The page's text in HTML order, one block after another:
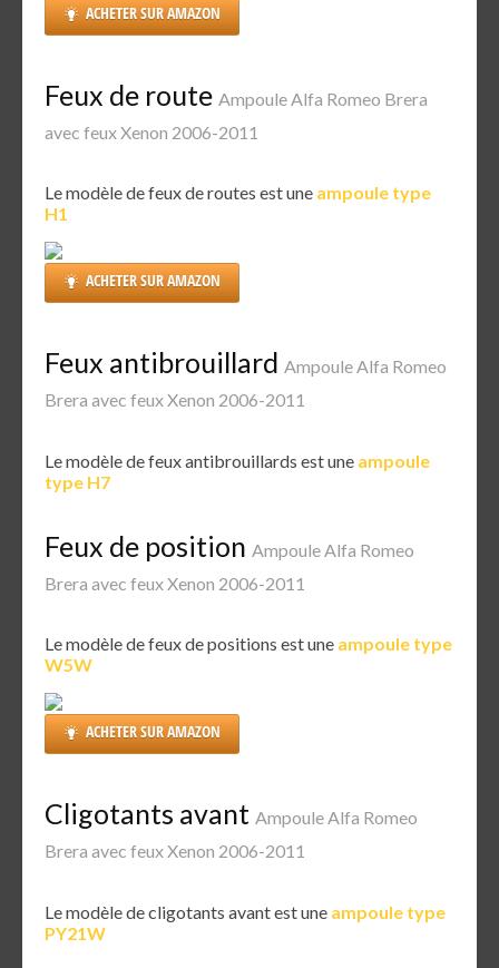
ACHETER SUR AMAZON
Feux de route Ampoule Alfa Romeo Brera
avec feux Xenon 2006-2011
Le modèle de feux de routes est une ampoule type
H1
ACHETER SUR AMAZON
Feux antibrouillard Ampoule Alfa Romeo
Brera avec feux Xenon 2006-2011
Le modèle de feux antibrouillards est une ampoule
type H7
Feux de position Ampoule Alfa Romeo
Brera avec feux Xenon 2006-2011
Le modèle de feux de positions est une ampoule type
W5W
ACHETER SUR AMAZON
Cligotants avant Ampoule Alfa Romeo
Brera avec feux Xenon 2006-2011
Le modèle de cligotants avant est une ampoule type
PY21W